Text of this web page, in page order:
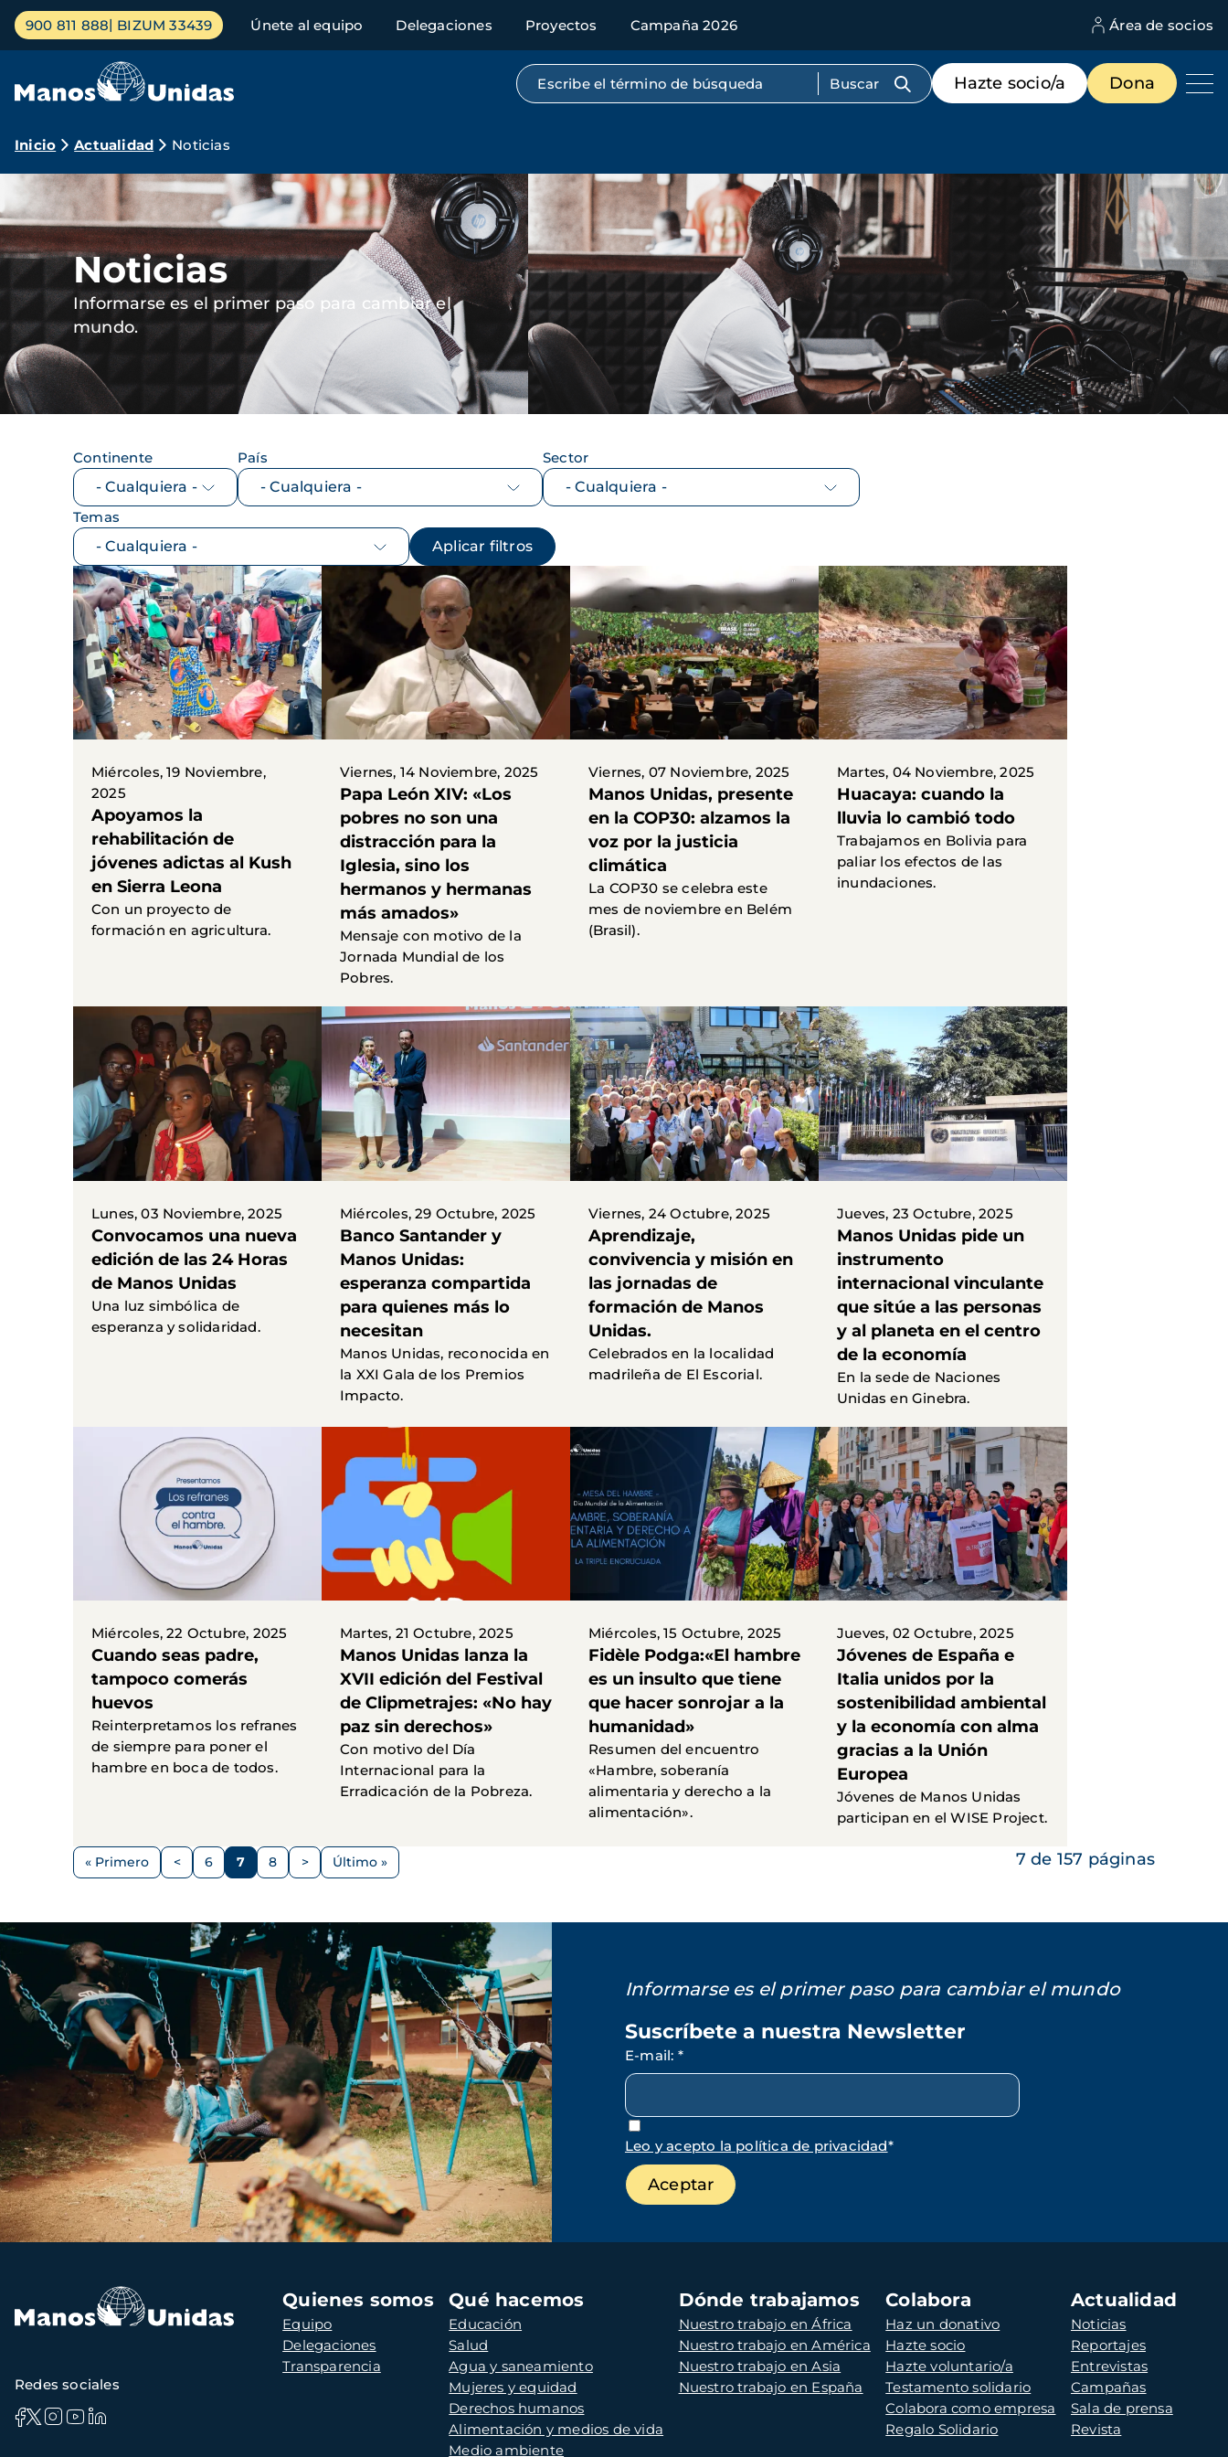
Pasar
contenido
Menú
principal
900 811 888 BIZUM 33439 Únete al equipo Delegaciones Proyectos Campaña 2026 Área de socios
Búsqueda por texto completo
Menú
de
destacados
Hazte socio/a Dona
Ruta
de
navegación
Inicio Actualidad Noticias
Imagen Imagen
Noticias
Informarse es el primer paso para cambiar el
mundo.
Continente País Sector
Temas
Miércoles, 19 Noviembre,
2025
Apoyamos la
rehabilitación de
jóvenes adictas al Kush
en Sierra Leona
Con un proyecto de
formación en agricultura.
Viernes, 14 Noviembre, 2025
Papa León XIV: «Los
pobres no son una
distracción para la
Iglesia, sino los
hermanos y hermanas
más amados»
Mensaje con motivo de la
Jornada Mundial de los
Pobres.
Viernes, 07 Noviembre, 2025
Manos Unidas, presente
en la COP30: alzamos la
voz por la justicia
climática
La COP30 se celebra este
mes de noviembre en Belém
(Brasil).
Martes, 04 Noviembre, 2025
Huacaya: cuando la
lluvia lo cambió todo
Trabajamos en Bolivia para
paliar los efectos de las
inundaciones.
Lunes, 03 Noviembre, 2025
Convocamos una nueva
edición de las 24 Horas
de Manos Unidas
Una luz simbólica de
esperanza y solidaridad.
Miércoles, 29 Octubre, 2025
Banco Santander y
Manos Unidas:
esperanza compartida
para quienes más lo
necesitan
Manos Unidas, reconocida en
la XXI Gala de los Premios
Impacto.
Viernes, 24 Octubre, 2025
Aprendizaje,
convivencia y misión en
las jornadas de
formación de Manos
Unidas.
Celebrados en la localidad
madrileña de El Escorial.
Jueves, 23 Octubre, 2025
Manos Unidas pide un
instrumento
internacional vinculante
que sitúe a las personas
y al planeta en el centro
de la economía
En la sede de Naciones
Unidas en Ginebra.
Miércoles, 22 Octubre, 2025
Cuando seas padre,
tampoco comerás
huevos
Reinterpretamos los refranes
de siempre para poner el
hambre en boca de todos.
Martes, 21 Octubre, 2025
Manos Unidas lanza la
XVII edición del Festival
de Clipmetrajes: «No hay
paz sin derechos»
Con motivo del Día
Internacional para la
Erradicación de la Pobreza.
Miércoles, 15 Octubre, 2025
Fidèle Podga:«El hambre
es un insulto que tiene
que hacer sonrojar a la
humanidad»
Resumen del encuentro
«Hambre, soberanía
alimentaria y derecho a la
alimentación».
Jueves, 02 Octubre, 2025
Jóvenes de España e
Italia unidos por la
sostenibilidad ambiental
y la economía con alma
gracias a la Unión
Europea
Jóvenes de Manos Unidas
participan en el WISE Project.
Paginación
Primera
« Primero
Página
< Página
6 Página
7 Página
8
Siguiente
>
Última
Último » 7 de 157 páginas
Informarse es el primer paso para cambiar el mundo
Suscríbete a nuestra Newsletter
E-mail: *
Leo y acepto la política de privacidad*
Navegación
principal
Quienes somos
Equipo
Delegaciones
Transparencia
Qué hacemos
Educación
Salud
Agua y saneamiento
Mujeres y equidad
Derechos humanos
Alimentación y medios de vida
Medio ambiente
Dónde trabajamos
Nuestro trabajo en África
Nuestro trabajo en América
Nuestro trabajo en Asia
Nuestro trabajo en España
Colabora
Haz un donativo
Hazte socio
Hazte voluntario/a
Testamento solidario
Colabora como empresa
Regalo Solidario
Actualidad
Noticias
Reportajes
Entrevistas
Campañas
Sala de prensa
Revista
Redes sociales